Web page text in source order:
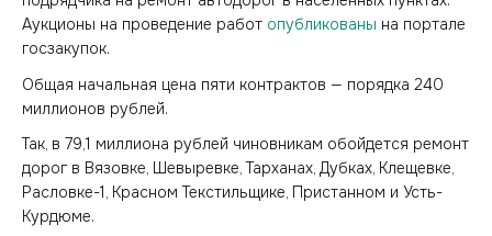
Аукционы на проведение работ опубликованы на портале
госзакупок.
Общая начальная цена пяти контрактов — порядка 240
миллионов рублей.
Так, в 79,1 миллиона рублей чиновникам обойдется ремонт
дорог в Вязовке, Шевыревке, Тарханах, Дубках, Клещевке,
Расловке-1, Красном Текстильщике, Пристанном и Усть-
Курдюме.